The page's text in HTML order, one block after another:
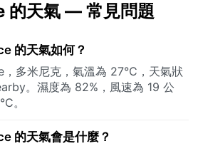
的天氣 — 常見問題
的天氣如何？
多米尼克，氣溫為 27°C，天氣狀
。濕度為 82%，風速為 19 公
。
的天氣會是什麼？